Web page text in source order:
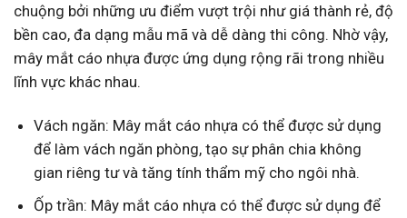
chuộng bởi những ưu điểm vượt trội như giá thành rẻ, độ
bền cao, đa dạng mẫu mã và dễ dàng thi công. Nhờ vậy,
mây mắt cáo nhựa được ứng dụng rộng rãi trong nhiều
lĩnh vực khác nhau.
Vách ngăn: Mây mắt cáo nhựa có thể được sử dụng
để làm vách ngăn phòng, tạo sự phân chia không
gian riêng tư và tăng tính thẩm mỹ cho ngôi nhà.
Ốp trần: Mây mắt cáo nhựa có thể được sử dụng để